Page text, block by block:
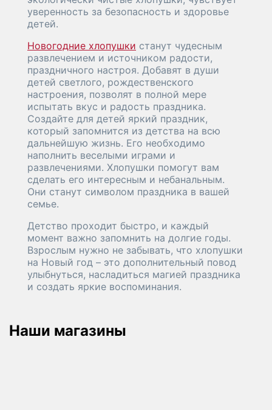
уверенность за безопасность и здоровье
детей.
Новогодние хлопушки станут чудесным
развлечением и источником радости,
праздничного настроя. Добавят в души
детей светлого, рождественского
настроения, позволят в полной мере
испытать вкус и радость праздника.
Создайте для детей яркий праздник,
который запомнится из детства на всю
дальнейшую жизнь. Его необходимо
наполнить веселыми играми и
развлечениями. Хлопушки помогут вам
сделать его интересным и небанальным.
Они станут символом праздника в вашей
семье.
Детство проходит быстро, и каждый
момент важно запомнить на долгие годы.
Взрослым нужно не забывать, что хлопушки
на Новый год – это дополнительный повод
улыбнуться, насладиться магией праздника
и создать яркие воспоминания.
Наши магазины